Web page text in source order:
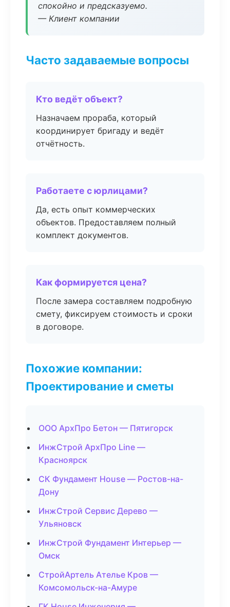
спокойно и предсказуемо.
— Клиент компании
Часто задаваемые вопросы
Кто ведёт объект?
Назначаем прораба, который
координирует бригаду и ведёт
отчётность.
Работаете с юрлицами?
Да, есть опыт коммерческих
объектов. Предоставляем полный
комплект документов.
Как формируется цена?
После замера составляем подробную
смету, фиксируем стоимость и сроки
в договоре.
Похожие компании:
Проектирование и сметы
ООО АрхПро Бетон — Пятигорск
ИнжСтрой АрхПро Line —
Красноярск
СК Фундамент House — Ростов-на-
Дону
ИнжСтрой Сервис Дерево —
Ульяновск
ИнжСтрой Фундамент Интерьер —
Омск
СтройАртель Ателье Кров —
Комсомольск-на-Амуре